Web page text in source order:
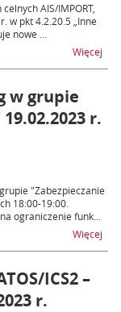
AIS/IMPORT,
w pkt 4.2.20.5 „Inne
nowe ...
Więcej
w grupie
r.
"Zabezpieczanie
18:00-19:00.
ograniczenie funk...
Więcej
ICS2 –
r.